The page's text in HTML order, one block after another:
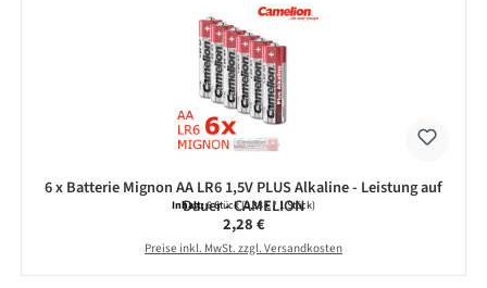
6 x Batterie Mignon AA LR6 1,5V PLUS Alkaline - Leistung auf
Dauer - CAMELION
Inhalt:6 Stück(0,38 € / 1 Stück)
Regulärer Preis:
2,28 €
Preise inkl. MwSt. zzgl. Versandkosten